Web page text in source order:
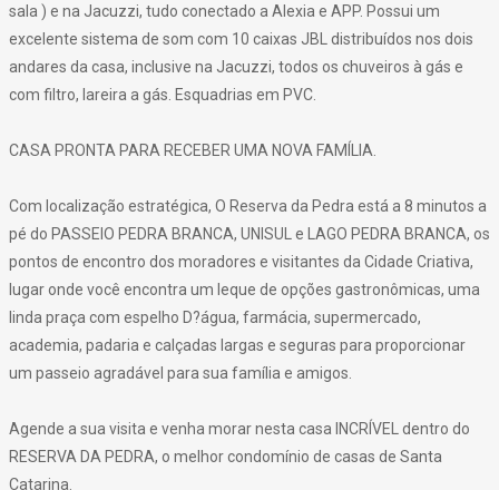
sala ) e na Jacuzzi, tudo conectado a Alexia e APP. Possui um
excelente sistema de som com 10 caixas JBL distribuídos nos dois
andares da casa, inclusive na Jacuzzi, todos os chuveiros à gás e
com filtro, lareira a gás. Esquadrias em PVC.
CASA PRONTA PARA RECEBER UMA NOVA FAMÍLIA.
Com localização estratégica, O Reserva da Pedra está a 8 minutos a
pé do PASSEIO PEDRA BRANCA, UNISUL e LAGO PEDRA BRANCA, os
pontos de encontro dos moradores e visitantes da Cidade Criativa,
lugar onde você encontra um leque de opções gastronômicas, uma
linda praça com espelho D?água, farmácia, supermercado,
academia, padaria e calçadas largas e seguras para proporcionar
um passeio agradável para sua família e amigos.
Agende a sua visita e venha morar nesta casa INCRÍVEL dentro do
RESERVA DA PEDRA, o melhor condomínio de casas de Santa
Catarina.